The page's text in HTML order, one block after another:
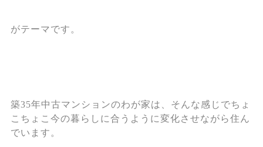
がテーマです。
築35年中古マンションのわが家は、そんな感じでちょ
こちょこ今の暮らしに合うように変化させながら住ん
でいます。